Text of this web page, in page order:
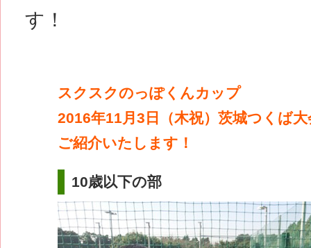
す！
スクスクのっぽくんカップ
2016年11月3日（木祝）茨城つくば
ご紹介いたします！
10歳以下の部